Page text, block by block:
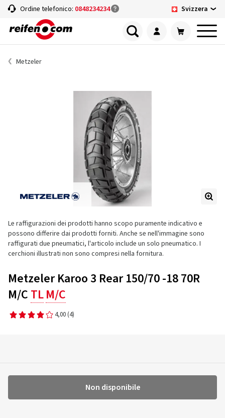
Ordine telefonico: 0848234234 Svizzera
Metzeler
Le raffigurazioni dei prodotti hanno scopo puramente indicativo e
possono differire dai prodotti forniti. Anche se nell'immagine sono
raffigurati due pneumatici, l'articolo include un solo pneumatico. I
cerchioni illustrati non sono compresi nella fornitura.
Metzeler Karoo 3 Rear 150/70 -18 70R
M/C TLM/C
4,00 (4)
Non disponibile